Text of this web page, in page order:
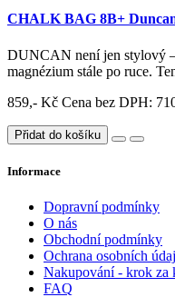
CHALK BAG 8B+
DUNCAN není jen stylový
magnézium stále po ruce.
859,- Kč Cena bez DPH:
Přidat do košíku
Informace
Dopravní podmínky
O nás
Obchodní podmínky
Ochrana osobních
Nakupování - krok za
FAQ